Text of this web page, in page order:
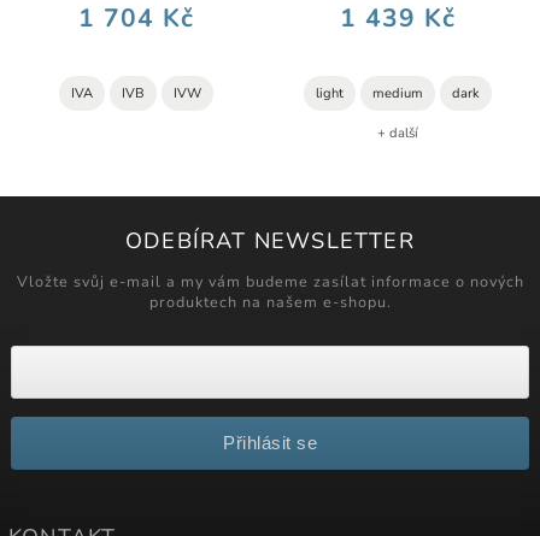
1 704 Kč
IVA IVB IVW
1 439 Kč
light medium dark
+ další
ODEBÍRAT NEWSLETTER
Vložte svůj e-mail a my vám budeme zasílat informace o nových
produktech na našem e-shopu.
Přihlásit se